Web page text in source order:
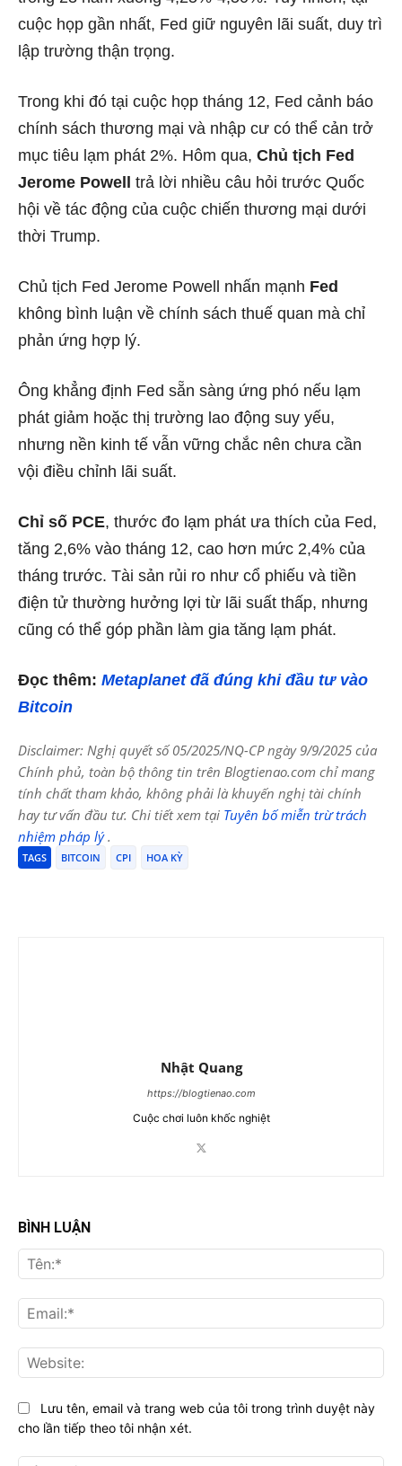
cuộc họp gần nhất, Fed giữ nguyên lãi suất, duy trì
lập trường thận trọng.
Trong khi đó tại cuộc họp tháng 12, Fed cảnh báo
chính sách thương mại và nhập cư có thể cản trở
mục tiêu lạm phát 2%. Hôm qua, Chủ tịch Fed
Jerome Powell
trả lời nhiều câu hỏi trước Quốc
hội về tác động của cuộc chiến thương mại dưới
thời Trump.
Chủ tịch Fed Jerome Powell nhấn mạnh Fed
không bình luận về chính sách thuế quan mà chỉ
phản ứng hợp lý.
Ông khẳng định Fed sẵn sàng ứng phó nếu lạm
phát giảm hoặc thị trường lao động suy yếu,
nhưng nền kinh tế vẫn vững chắc nên chưa cần
vội điều chỉnh lãi suất.
Chỉ số PCE, thước đo lạm phát ưa thích của Fed,
tăng 2,6% vào tháng 12, cao hơn mức 2,4% của
tháng trước. Tài sản rủi ro như cổ phiếu và tiền
điện tử thường hưởng lợi từ lãi suất thấp, nhưng
cũng có thể góp phần làm gia tăng lạm phát.
Đọc thêm: Metaplanet đã đúng khi đầu tư vào
Bitcoin
Disclaimer: Nghị quyết số 05/2025/NQ-CP ngày 9/9/2025 của
Chính phủ, toàn bộ thông tin trên Blogtienao.com chỉ mang
tính chất tham khảo, không phải là khuyến nghị tài chính
hay tư vấn đầu tư. Chi tiết xem tại Tuyên bố miễn trừ trách
nhiệm pháp lý.
TAGS BITCOIN CPI HOA KỲ
Nhật Quang
https://blogtienao.com
Cuộc chơi luôn khốc nghiệt
BÌNH LUẬN
Lưu tên, email và trang web của tôi trong trình duyệt này
cho lần tiếp theo tôi nhận xét.